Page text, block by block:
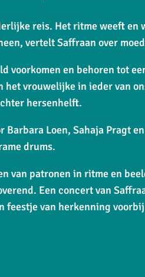
reis. Het ritme weeft en
vertelt Saffraan over
voorkomen en behoren tot
vrouwelijke in ieder van
hersenhelft.
Loen, Sahaja Pragt
drums.
van patronen in ritme en
Een concert van
feestje van herkenning